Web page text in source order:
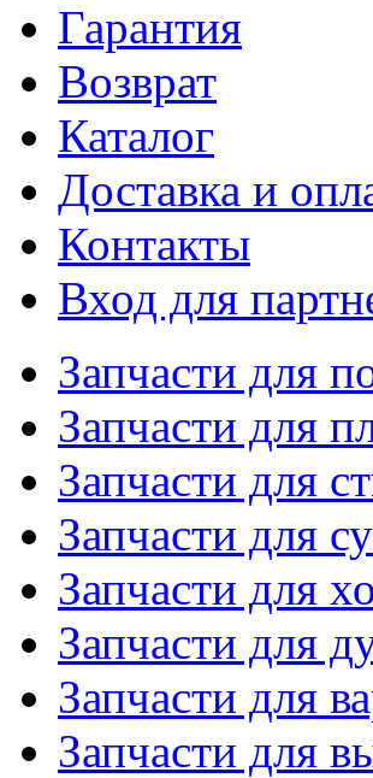
Гарантия
Возврат
Каталог
Доставка и
Контакты
Вход для
Запчасти для
Запчасти для
Запчасти для
Запчасти для
Запчасти для
Запчасти для
Запчасти для
Запчасти для